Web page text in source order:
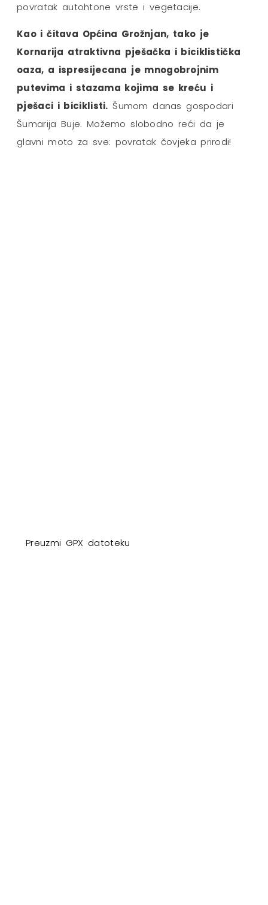
povratak autohtone vrste i vegetacije.
Kao i čitava Općina Grožnjan, tako je
Kornarija atraktivna pješačka i biciklistička
oaza, a ispresijecana je mnogobrojnim
putevima i stazama kojima se kreću i
pješaci i biciklisti. Šumom danas gospodari
Šumarija Buje. Možemo slobodno reći da je
glavni moto za sve: povratak čovjeka prirodi!
Preuzmi GPX datoteku